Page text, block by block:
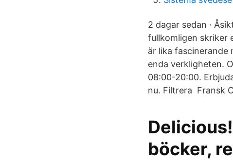
2 dagar sedan ·
fullkom­ligen skriker
är lika fascinerande
enda verkligheten.
08:00-20:00.
nu. Filtrera Fransk
böcker,